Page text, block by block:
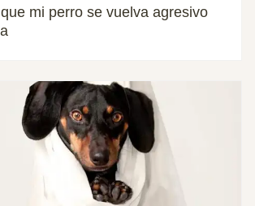
mi perro se vuelva agresivo